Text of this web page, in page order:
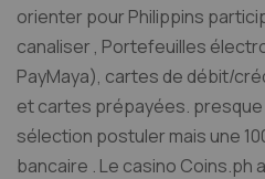
orienter pour Philippins
canaliser , Portefeuilles
PayMaya), cartes de débit/
et cartes prépayées.
sélection postuler mais une
bancaire . Le casino